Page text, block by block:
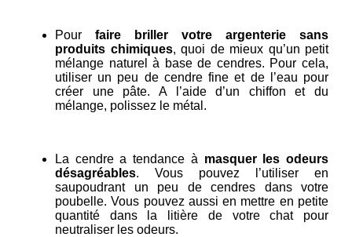
Pour faire briller votre argenterie sans
produits chimiques, quoi de mieux qu’un petit
mélange naturel à base de cendres. Pour cela,
utiliser un peu de cendre fine et de l’eau pour
créer une pâte. A l’aide d’un chiffon et du
mélange, polissez le métal.
La cendre a tendance à masquer les odeurs
désagréables. Vous pouvez l’utiliser en
saupoudrant un peu de cendres dans votre
poubelle. Vous pouvez aussi en mettre en petite
quantité dans la litière de votre chat pour
neutraliser les odeurs.